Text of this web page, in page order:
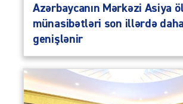
Azərbaycanın Mərkəzi Asiya
münasibətləri son illərdə
genişlənir